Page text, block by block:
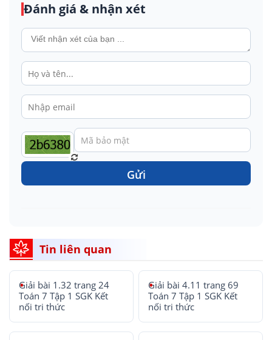
Đánh giá & nhận xét
Gửi
Tin liên quan
Giải bài 1.32 trang 24
Toán 7 Tập 1 SGK Kết
nối tri thức
Giải bài 4.11 trang 69
Toán 7 Tập 1 SGK Kết
nối tri thức